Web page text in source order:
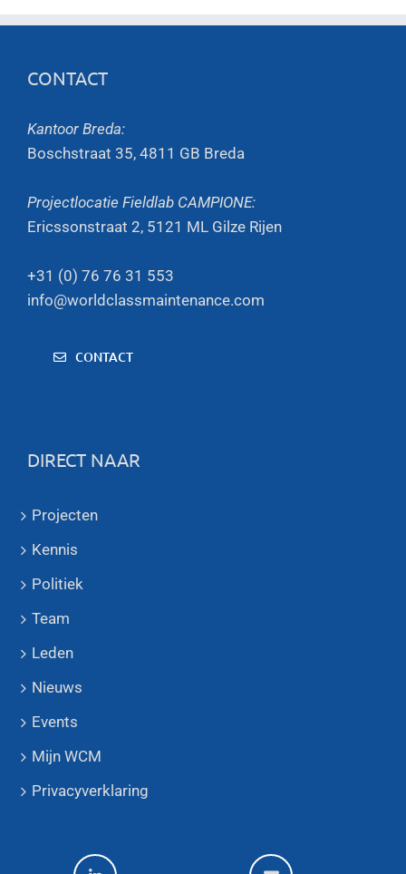
CONTACT
Kantoor Breda:
Boschstraat 35, 4811 GB Breda
Projectlocatie Fieldlab CAMPIONE:
Ericssonstraat 2, 5121 ML Gilze Rijen
+31 (0) 76 76 31 553
info@worldclassmaintenance.com
CONTACT
DIRECT NAAR
Projecten
Kennis
Politiek
Team
Leden
Nieuws
Events
Mijn WCM
Privacyverklaring